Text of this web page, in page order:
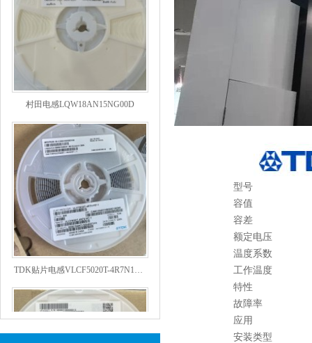
村田电感LQW18AN15NG00D
TDK贴片电感VLCF5020T-4R7N1R7-1
型号
容值
容差
额定电压
温度系数
工作温度
特性
故障率
应用
安装类型